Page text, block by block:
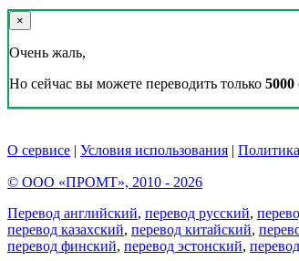
×
Очень жаль,
Но сейчас вы можете переводить только 5000
О сервисе | Условия использования |
© ООО «ПРОМТ», 2010 - 2026
Перевод английский, перевод русский,
перевод казахский, перевод китайский,
перевод финский, перевод эстонский,